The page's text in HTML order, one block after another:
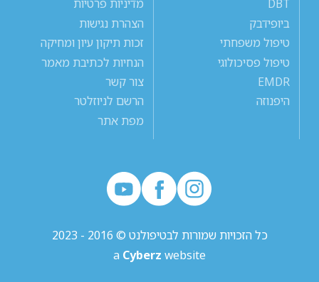
DBT
ביופידבק
טיפול משפחתי
טיפול פסיכולוגי
EMDR
היפנוזה
מדיניות פרטיות
הצהרת נגישות
זכות תיקון עיון ומחיקה
הנחיות לכתיבת מאמר
צור קשר
הרשם לניוזלטר
מפת אתר
כל הזכויות שמורות לבטיפולנט © 2016 - 2023
a Cyberz website